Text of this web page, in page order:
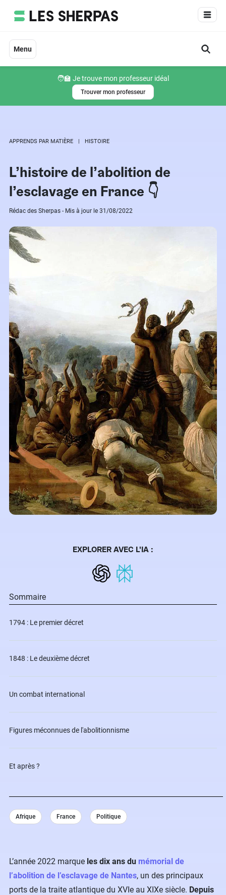
Menu
🧑‍🏫 Je trouve mon professeur idéal
Trouver mon professeur
APPRENDS PAR MATIÈRE HISTOIRE
L’histoire de l’abolition de
l’esclavage en France 👇
Rédac des Sherpas - Mis à jour le 31/08/2022
L’année 2022 marque les dix ans du mémorial de
l’abolition de l’esclavage de Nantes, un des principaux
ports de la traite atlantique du XVIe au XIXe siècle. Depuis
EXPLORER AVEC L'IA :
Sommaire
1794 : Le premier décret
1848 : Le deuxième décret
Un combat international
Figures méconnues de l'abolitionnisme
Et après ?
Afrique France Politique